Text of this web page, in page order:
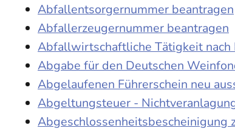
Abfallentsorgernummer beantragen
Abfallerzeugernummer beantragen
Abfallwirtschaftliche Tätigkeit
Abgabe für den Deutschen
Abgelaufenen Führerschein neu
Abgeltungsteuer -
Abgeschlossenheitsbescheinigung